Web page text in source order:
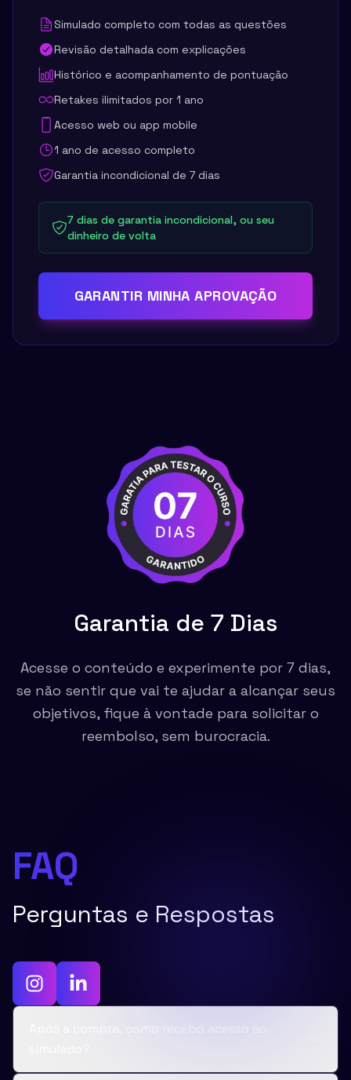
Simulado completo com todas as questões
Revisão detalhada com explicações
Histórico e acompanhamento de pontuação
Retakes ilimitados por 1 ano
Acesso web ou app mobile
1 ano de acesso completo
Garantia incondicional de 7 dias
7 dias de garantia incondicional, ou seu
dinheiro de volta
GARANTIR MINHA APROVAÇÃO
Garantia de 7 Dias
Acesse o conteúdo e experimente por 7 dias,
se não sentir que vai te ajudar a alcançar seus
objetivos, fique à vontade para solicitar o
reembolso, sem burocracia.
FAQ
Perguntas e Respostas